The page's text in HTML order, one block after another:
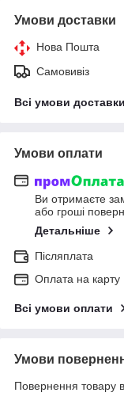
Умови доставки
Нова Пошта
Самовивіз
Всі умови доставки
Умови оплати
Ви отримаєте
або гроші
Детальніше
Післяплата
Оплата на
Всі умови оплати
Умови
Повернення товару